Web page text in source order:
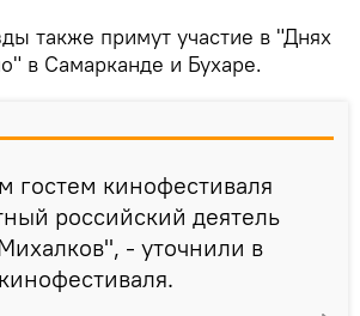
также примут участие в "Днях
в Самарканде и Бухаре.
гостем кинофестиваля
российский деятель
- уточнили в